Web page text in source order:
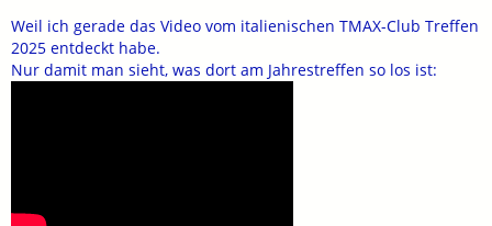
Weil ich gerade das Video vom italienischen TMAX-Club Treffen
2025 entdeckt habe.
Nur damit man sieht, was dort am Jahrestreffen so los ist: